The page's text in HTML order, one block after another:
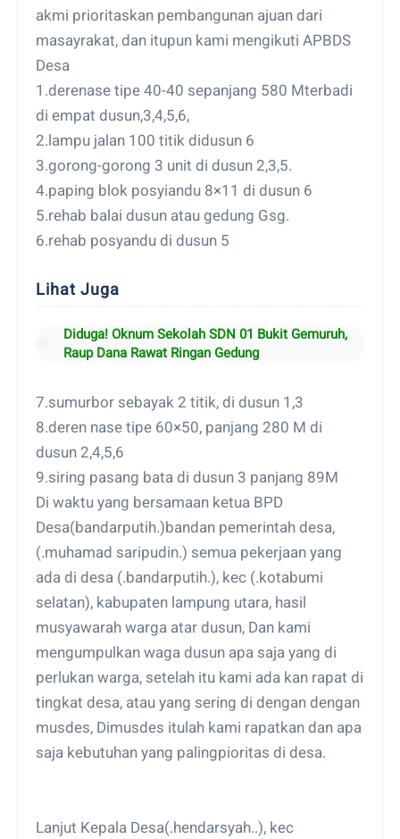
akmi prioritaskan pembangunan ajuan dari
masayrakat, dan itupun kami mengikuti APBDS
Desa
1.derenase tipe 40-40 sepanjang 580 Mterbadi
di empat dusun,3,4,5,6,
2.lampu jalan 100 titik didusun 6
3.gorong-gorong 3 unit di dusun 2,3,5.
4.paping blok posyiandu 8×11 di dusun 6
5.rehab balai dusun atau gedung Gsg.
6.rehab posyandu di dusun 5
Lihat Juga
Diduga! Oknum Sekolah SDN 01 Bukit Gemuruh,
Raup Dana Rawat Ringan Gedung
7.sumurbor sebayak 2 titik, di dusun 1,3
8.deren nase tipe 60×50, panjang 280 M di
dusun 2,4,5,6
9.siring pasang bata di dusun 3 panjang 89M
Di waktu yang bersamaan ketua BPD
Desa(bandarputih.)bandan pemerintah desa,
(.muhamad saripudin.) semua pekerjaan yang
ada di desa (.bandarputih.), kec (.kotabumi
selatan), kabupaten lampung utara, hasil
musyawarah warga atar dusun, Dan kami
mengumpulkan waga dusun apa saja yang di
perlukan warga, setelah itu kami ada kan rapat di
tingkat desa, atau yang sering di dengan dengan
musdes, Dimusdes itulah kami rapatkan dan apa
saja kebutuhan yang palingpioritas di desa.
Lanjut Kepala Desa(.hendarsyah..), kec